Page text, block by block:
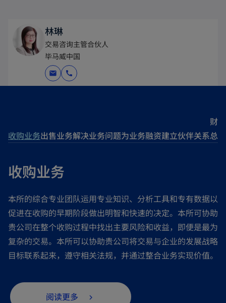
林琳
交易咨询主管合伙人
毕马威中国
mail call
收购业务出售业务解决业务问题为业务融资建立伙伴关系
财
总
收购业务
本所的综合专业团队运用专业知识、分析工具和专有数据以
促进在收购的早期阶段做出明智和快速的决定。本所可协助
贵公司在整个收购过程中找出主要风险和收益，即便是最为
复杂的交易。本所可以协助贵公司将交易与企业的发展战略
目标联系起来，遵守相关法规，并通过整合业务实现价值。
阅读更多